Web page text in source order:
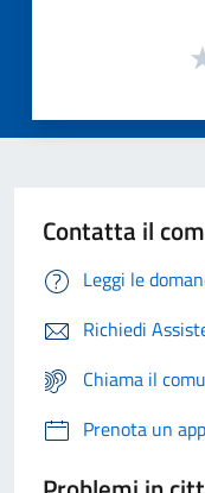
Contatta il
Leggi le
Richiedi
Chiama il
Prenota un